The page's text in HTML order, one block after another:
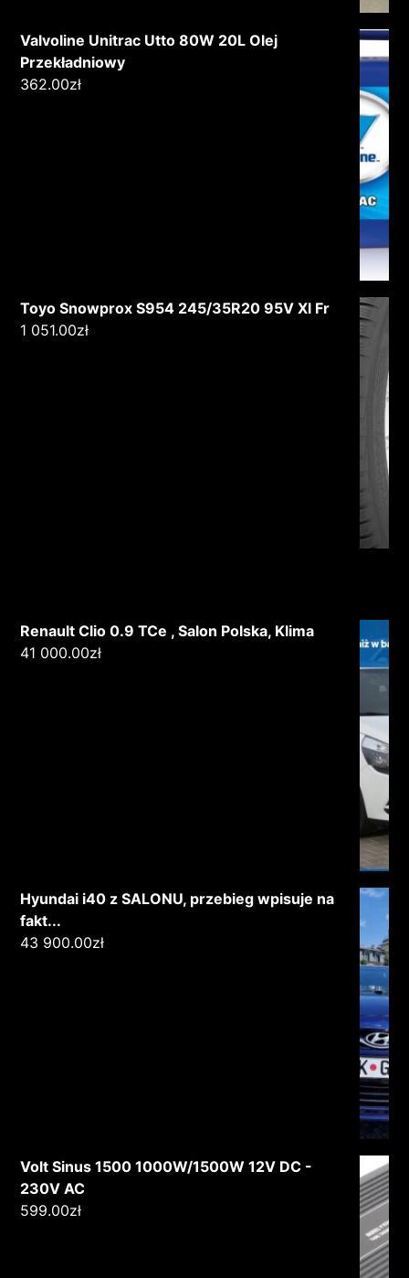
Valvoline Unitrac Utto 80W 20L Olej
Przekładniowy
362.00zł
Toyo Snowprox S954 245/35R20 95V Xl Fr
1 051.00zł
Renault Clio 0.9 TCe , Salon Polska, Klima
41 000.00zł
Hyundai i40 z SALONU, przebieg wpisuje na
fakt...
43 900.00zł
Volt Sinus 1500 1000W/1500W 12V DC -
230V AC
599.00zł